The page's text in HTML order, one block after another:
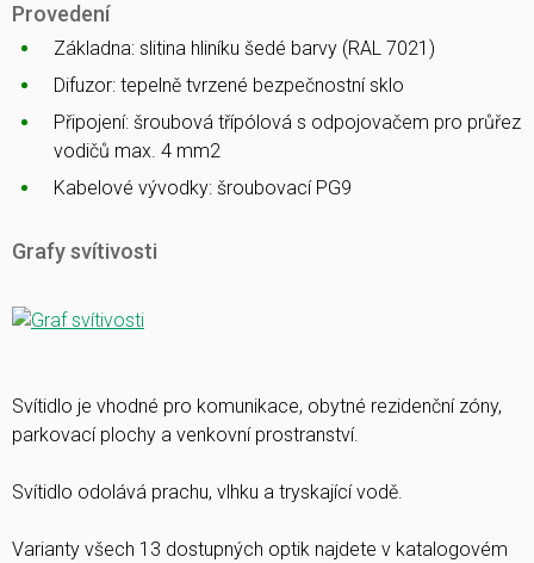
Provedení
Základna: slitina hliníku šedé barvy (RAL 7021)
Difuzor: tepelně tvrzené bezpečnostní sklo
Připojení: šroubová třípólová s odpojovačem pro průřez
vodičů max. 4 mm2
Kabelové vývodky: šroubovací PG9
Grafy svítivosti
Svítidlo je vhodné pro komunikace, obytné rezidenční zóny,
parkovací plochy a venkovní prostranství.
Svítidlo odolává prachu, vlhku a tryskající vodě.
Varianty všech 13 dostupných optik najdete v katalogovém